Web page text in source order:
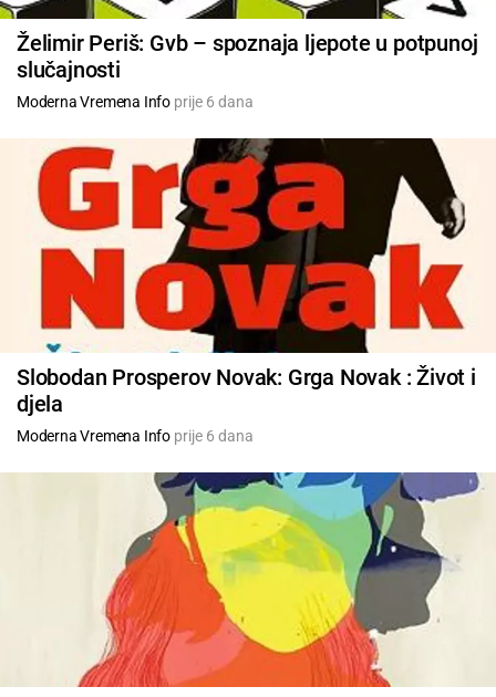
Želimir Periš: Gvb – spoznaja ljepote u potpunoj
slučajnosti
Moderna Vremena Info prije 6 dana
Slobodan Prosperov Novak: Grga Novak : Život i
djela
Moderna Vremena Info prije 6 dana